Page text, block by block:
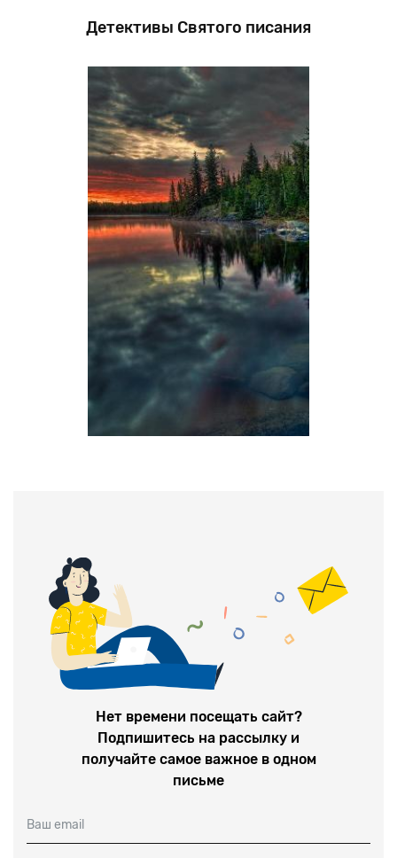
Детективы Святого писания
Нет времени посещать сайт?
Подпишитесь на рассылку и
получайте самое важное в одном
письме
Ваш email